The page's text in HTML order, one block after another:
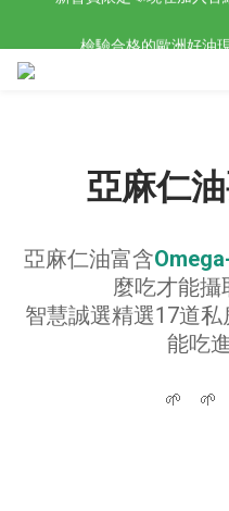
現在官網滿額贈日本有
檢驗合格的歐洲好油
亞麻仁
亞麻仁油富含
麼吃才能攝
智慧誠選精選17道
能吃
🌱 🌱